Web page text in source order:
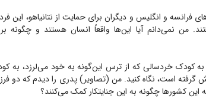
و انگلیس و دیگران برای حمایت از نتانیاهو، این
من نمی‌دانم آیا این‌ها واقعاً انسان هستند و چگونه
به کودک خردسالی که از ترس این‌گونه به خود می‌لرزد، به
گرفته است، نگاه کنید. من (تصاویر) پدری را دیدم که دو
کشورها چگونه به این جنایتکار کمک می‌کنند؟